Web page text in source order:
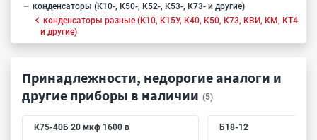
конденсаторы (К10-, К50-, К52-, К53-, К73- и другие)
конденсаторы разные (К10, К15У, К40, К50, К73, КВИ, КМ, КТ4
и другие)
Принадлежности, недорогие аналоги и
другие приборы в наличии (5)
К75-40Б 20 мкф 1600 в Б18-12